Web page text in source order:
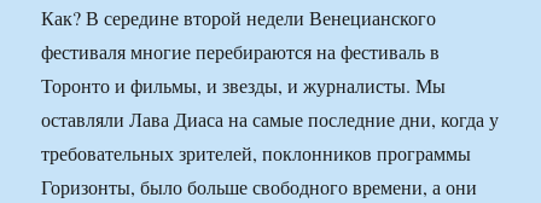
Как? В середине второй недели Венецианского
фестиваля многие перебираются на фестиваль в
Торонто и фильмы, и звезды, и журналисты. Мы
оставляли Лава Диаса на самые последние дни, когда у
требовательных зрителей, поклонников программы
Горизонты, было больше свободного времени, а они